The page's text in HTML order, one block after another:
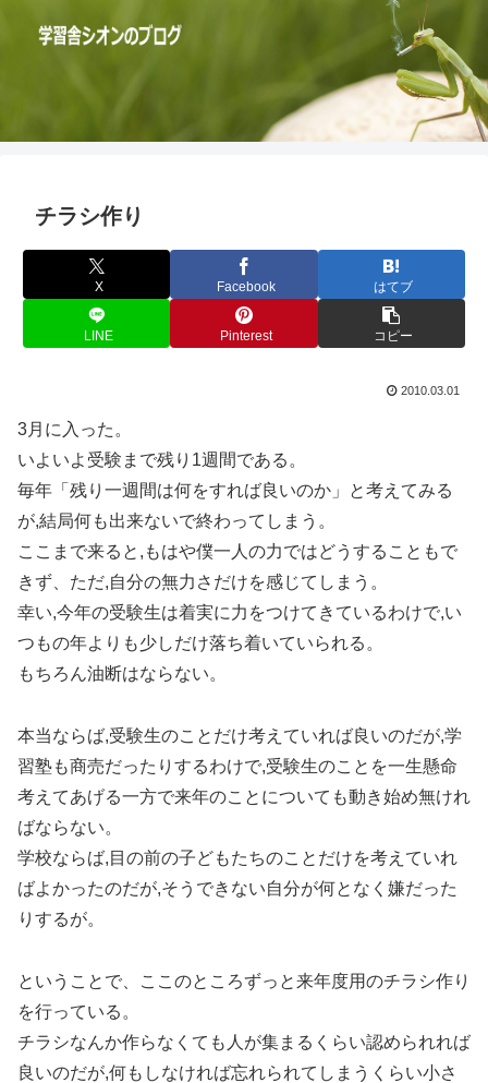
チラシ作り
X Facebook はてブ
LINE Pinterest コピー
2010.03.01
3月に入った。
いよいよ受験まで残り1週間である。
毎年「残り一週間は何をすれば良いのか」と考えてみる
が,結局何も出来ないで終わってしまう。
ここまで来ると,もはや僕一人の力ではどうすることもで
きず、ただ,自分の無力さだけを感じてしまう。
幸い,今年の受験生は着実に力をつけてきているわけで,い
つもの年よりも少しだけ落ち着いていられる。
もちろん油断はならない。
本当ならば,受験生のことだけ考えていれば良いのだが,学
習塾も商売だったりするわけで,受験生のことを一生懸命
考えてあげる一方で来年のことについても動き始め無けれ
ばならない。
学校ならば,目の前の子どもたちのことだけを考えていれ
ばよかったのだが,そうできない自分が何となく嫌だった
りするが。
ということで、ここのところずっと来年度用のチラシ作り
を行っている。
チラシなんか作らなくても人が集まるくらい認められれば
良いのだが,何もしなければ忘れられてしまうくらい小さ